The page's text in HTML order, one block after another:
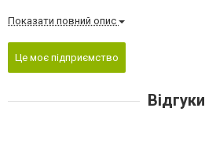
Показати повний опис
Це моє підприємство
Відгуки